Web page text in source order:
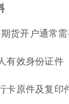
货开户通常需
有效身份证件
卡原件及复印